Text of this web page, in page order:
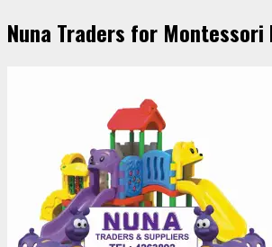
Nuna Traders for Montessori